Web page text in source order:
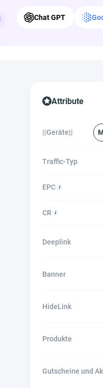
Chat GPT
Attribute
||Geräte||
Traffic-Typ
EPC
CR
Deeplink
Banner
HideLink
Produkte
Gutscheine und